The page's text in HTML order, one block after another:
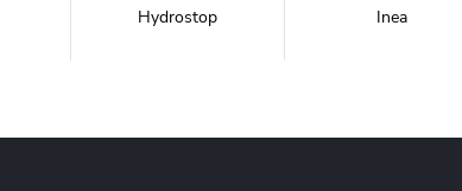
Hydrostop Inea